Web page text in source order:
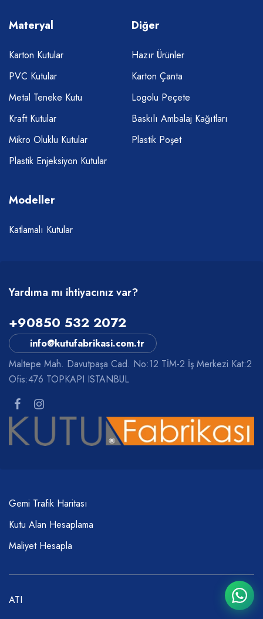
Materyal
Karton Kutular
PVC Kutular
Metal Teneke Kutu
Kraft Kutular
Mikro Oluklu Kutular
Plastik Enjeksiyon Kutular
Diğer
Hazır Ürünler
Karton Çanta
Logolu Peçete
Baskılı Ambalaj Kağıtları
Plastik Poşet
Modeller
Katlamalı Kutular
Yardıma mı ihtiyacınız var?
+90850 532 2072
info@kutufabrikasi.com.tr
Maltepe Mah. Davutpaşa Cad. No:12 TİM-2 İş Merkezi Kat:2
Ofis:476 TOPKAPI ISTANBUL
Gemi Trafik Haritası
Kutu Alan Hesaplama
Maliyet Hesapla
ATI